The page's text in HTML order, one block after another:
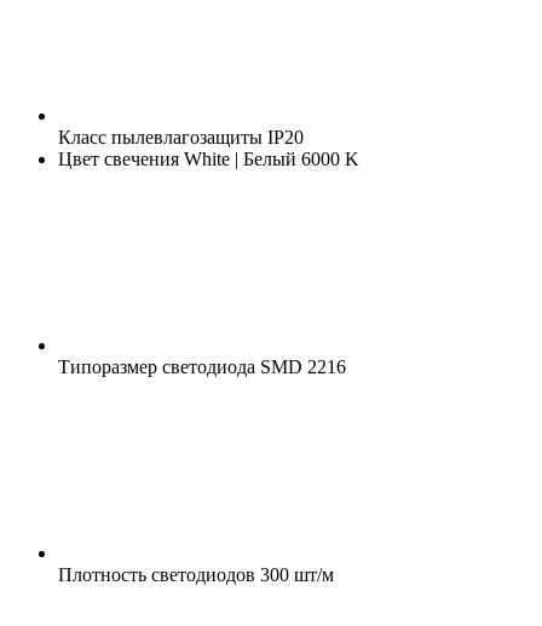
Класс пылевлагозащиты IP20
Цвет свечения White | Белый 6000 K
Типоразмер светодиода SMD 2216
Плотность светодиодов 300 шт/м